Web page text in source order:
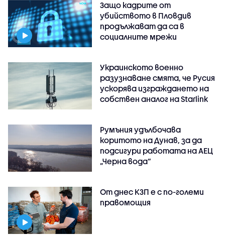
Защо кадрите от
убийството в Пловдив
продължават да са в
социалните мрежи
Украинското военно
разузнаване смята, че Русия
ускорява изграждането на
собствен аналог на Starlink
Румъния удълбочава
коритото на Дунав, за да
подсигури работата на АЕЦ
„Черна вода“
От днес КЗП е с по-големи
правомощия